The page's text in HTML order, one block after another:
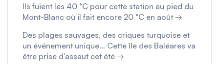
Ils fuient les 40 °C pour cette station au pied du
Mont-Blanc où il fait encore 20 °C en août →
Des plages sauvages, des criques turquoise et
un événement unique… Cette île des Baléares va
être prise d’assaut cet été →